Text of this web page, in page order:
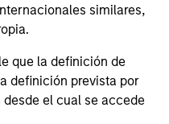
similares,
que la definición de
definición prevista por
el cual se accede
a loss of principal.
page for important
additional risk